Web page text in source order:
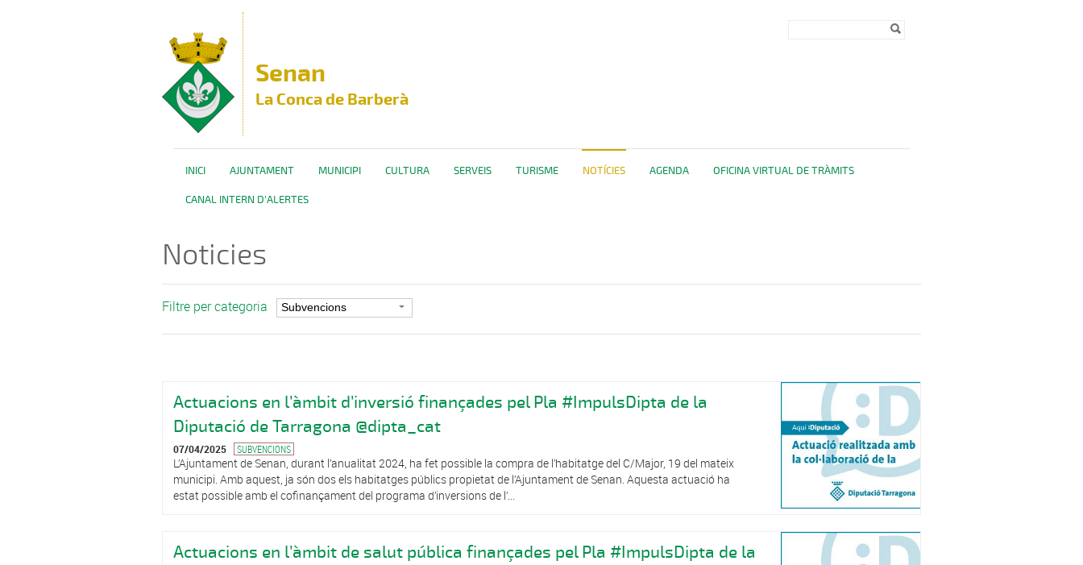
Senan
La Conca de Barberà
INICI AJUNTAMENT MUNICIPI CULTURA SERVEIS TURISME NOTÍCIES AGENDA OFICINA VIRTUAL DE TRÀMITS
CANAL INTERN D'ALERTES
Noticies
Filtre per categoria
Actuacions en l’àmbit d’inversió finançades pel Pla #ImpulsDipta de la
Diputació de Tarragona @dipta_cat
07/04/2025 SUBVENCIONS
L’Ajuntament de Senan, durant l’anualitat 2024, ha fet possible la compra de l’habitatge del C/Major, 19 del mateix
municipi. Amb aquest, ja són dos els habitatges públics propietat de l’Ajuntament de Senan. Aquesta actuació ha
estat possible amb el cofinançament del programa d’inversions de l’...
Actuacions en l’àmbit de salut pública finançades pel Pla #ImpulsDipta de la